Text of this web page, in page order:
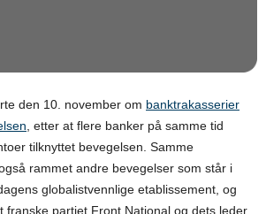
den 10. november om banktrakasserier
, etter at flere banker på samme tid
tilknyttet bevegelsen. Samme
rammet andre bevegelser som står i
globalistvennlige etablissement, og
franske partiet Front National og dets leder